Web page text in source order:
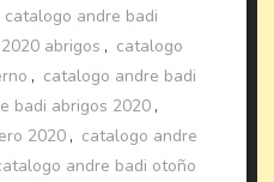
catalogo andre badi
abrigos , catalogo
, catalogo andre badi
badi abrigos 2020 ,
2020 , catalogo andre
andre badi otoño